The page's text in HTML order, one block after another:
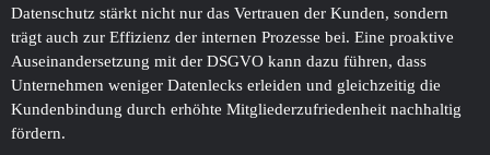
Datenschutz stärkt nicht nur das Vertrauen der Kunden, sondern
trägt auch zur Effizienz der internen Prozesse bei. Eine proaktive
Auseinandersetzung mit der DSGVO kann dazu führen, dass
Unternehmen weniger Datenlecks erleiden und gleichzeitig die
Kundenbindung durch erhöhte Mitgliederzufriedenheit nachhaltig
fördern.